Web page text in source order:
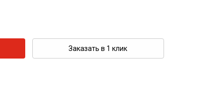
Заказать в 1 клик